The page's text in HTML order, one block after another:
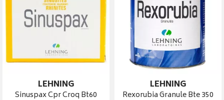
LEHNING
Sinuspax Cpr Croq Bt60
LEHNING
Rexorubia Granule Bte 350